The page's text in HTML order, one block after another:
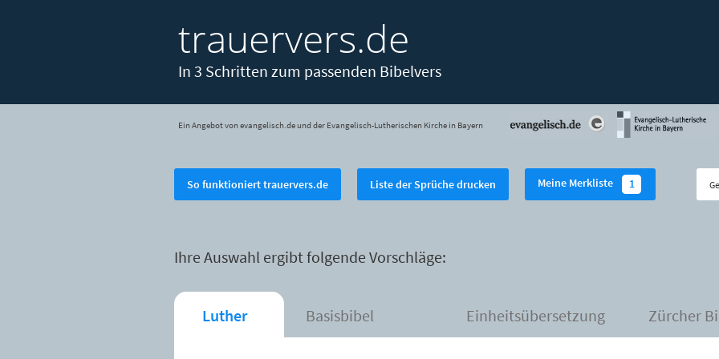
trauervers.de
In 3 Schritten zum passenden Bibelvers
Ein Angebot von evangelisch.de und der Evangelisch-Lutherischen Kirche in Bayern
So funktioniert trauervers.de Liste der Sprüche drucken Meine Merkliste 1
Ihre Auswahl ergibt folgende Vorschläge:
Luther Basisbibel Einheitsübersetzung Zürcher